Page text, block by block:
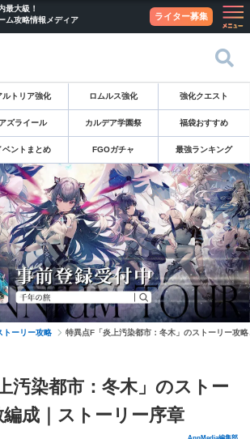
最大級！
ム攻略情報メディア
ライター募集
ルトリア強化 ロムルス強化 強化クエスト
アズライール カルデア学園祭 福袋おすすめ
ベントまとめ FGOガチャ 最強ランキング
トーリー攻略 特異点F「炎上汚染都市：冬木」のストーリー攻
汚染都市：冬木」のストー
編成｜ストーリー序章